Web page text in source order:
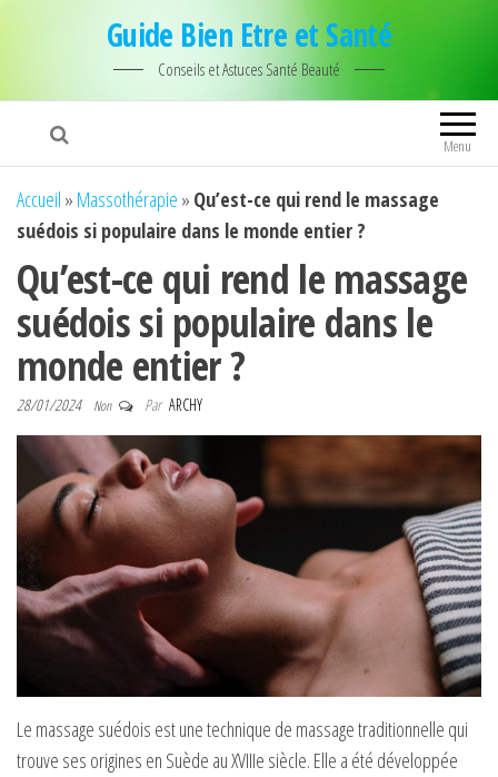
Guide Bien Etre et Santé
Conseils et Astuces Santé Beauté
Menu
Accueil » Massothérapie » Qu’est-ce qui rend le massage
suédois si populaire dans le monde entier ?
Qu’est-ce qui rend le massage
suédois si populaire dans le
monde entier ?
28/01/2024 Non Par ARCHY
Le massage suédois est une technique de massage traditionnelle qui
trouve ses origines en Suède au XVIIIe siècle. Elle a été développée